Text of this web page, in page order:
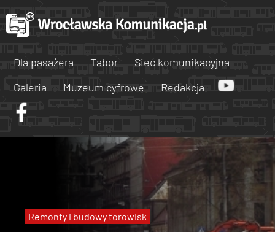
Dla pasażera Tabor
Sieć komunikacyjna
Galeria
Muzeum cyfrowe Redakcja
Remonty i budowy torowisk